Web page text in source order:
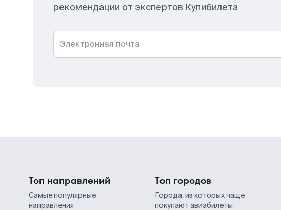
рекомендации от экспертов Купибилета
Электронная почта
Топ направлений
Самые популярные
направления
Топ городов
Города, из которых чаще
покупают авиабилеты